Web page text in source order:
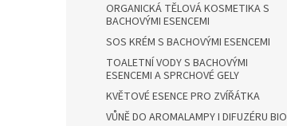
ORGANICKÁ TĚLOVÁ KOSMETIKA S
BACHOVÝMI ESENCEMI
SOS KRÉM S BACHOVÝMI ESENCEMI
TOALETNÍ VODY S BACHOVÝMI
ESENCEMI A SPRCHOVÉ GELY
KVĚTOVÉ ESENCE PRO ZVÍŘÁTKA
VŮNĚ DO AROMALAMPY I DIFUZÉRU BIO